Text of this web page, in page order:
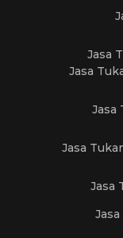
Jasa
Jasa
Jasa
Jasa
Jasa